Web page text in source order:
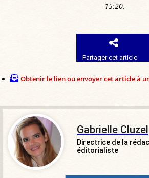
15:20.
Partager cet article
Obtenir le lien ou envoyer cet article à
Gabrielle Cluzel
Directrice de la
éditorialiste